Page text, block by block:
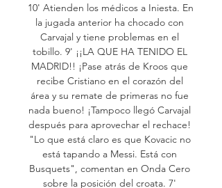
10' Atienden los médicos a Iniesta. En
la jugada anterior ha chocado con
Carvajal y tiene problemas en el
tobillo. 9' ¡¡LA QUE HA TENIDO EL
MADRID!! ¡Pase atrás de Kroos que
recibe Cristiano en el corazón del
área y su remate de primeras no fue
nada bueno! ¡Tampoco llegó Carvajal
después para aprovechar el rechace!
"Lo que está claro es que Kovacic no
está tapando a Messi. Está con
Busquets", comentan en Onda Cero
sobre la posición del croata. 7'